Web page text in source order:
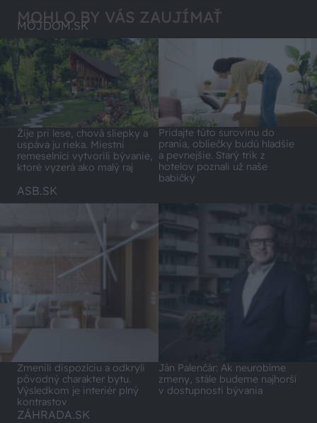
MOHLO BY VÁS ZAUJÍMAŤ
MÔJDOM.SK
Žije pri lese, chová sliepky a
uspáva ju rieka. Miestni
remeselníci vytvorili bývanie,
ktoré vyzerá ako malý raj
Pridajte túto surovinu do
prania, obliečky budú hladšie
a pevnejšie. Starý trik z
hotelov poznali už naše
babičky
ASB.SK
Zmenili dispozíciu a odkryli
pôvodný charakter bytu.
Výsledkom je interiér plný
kontrastov
Ján Palenčár: Ak neurobíme
zmeny, stále budeme najhorší
v dostupnosti bývania
ZÁHRADA.SK